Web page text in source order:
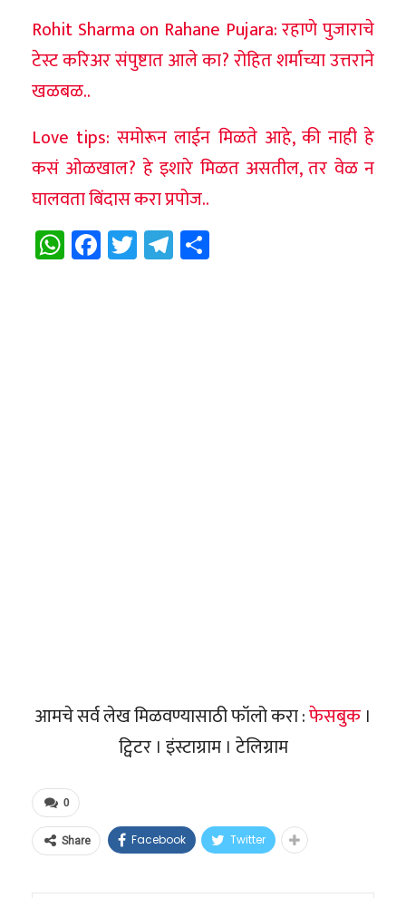
Rohit Sharma on Rahane Pujara: रहाणे पुजाराचे
टेस्ट करिअर संपुष्टात आले का? रोहित शर्माच्या उत्तराने
खळबळ..
Love tips: समोरून लाईन मिळते आहे, की नाही हे
कसं ओळखाल? हे इशारे मिळत असतील, तर वेळ न
घालवता बिंदास करा प्रपोज..
WhatsApp
Facebook
TwitterTelegram
आमचे सर्व लेख मिळवण्यासाठी फॉलो करा :फेसबुक ।
ट्विटर । इंस्टाग्राम । टेलिग्राम
0
Share Facebook Twitter